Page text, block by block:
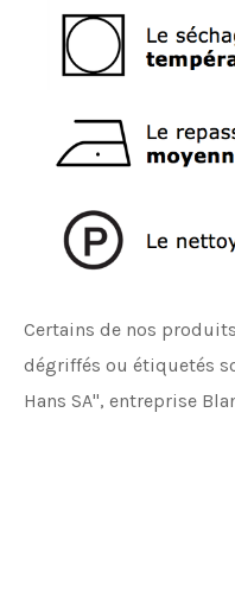
Certains de nos
dégriffés ou étiquetés
Hans SA", entreprise